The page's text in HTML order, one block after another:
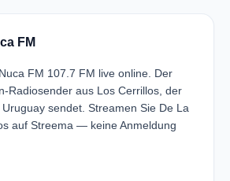
FM
FM 107.7 FM live online. Der
Radiosender aus Los Cerrillos, der
sendet. Streamen Sie De La
auf Streema — keine Anmeldung